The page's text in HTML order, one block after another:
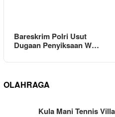
Bareskrim Polri Usut
Dugaan Penyiksaan W…
OLAHRAGA
Kula Mani Tennis